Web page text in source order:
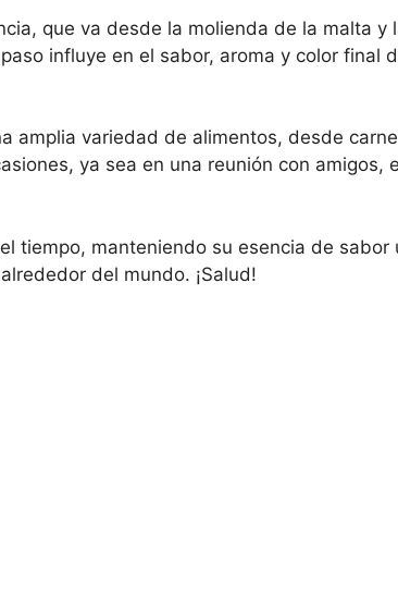
que va desde la molienda de la malta y
influye en el sabor, aroma y color final
amplia variedad de alimentos, desde
ya sea en una reunión con amigos,
tiempo, manteniendo su esencia de sabor
alrededor del mundo. ¡Salud!